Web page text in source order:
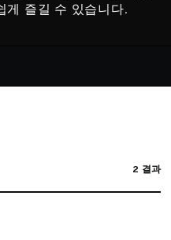
게 즐길 수 있습니다.
2 결과